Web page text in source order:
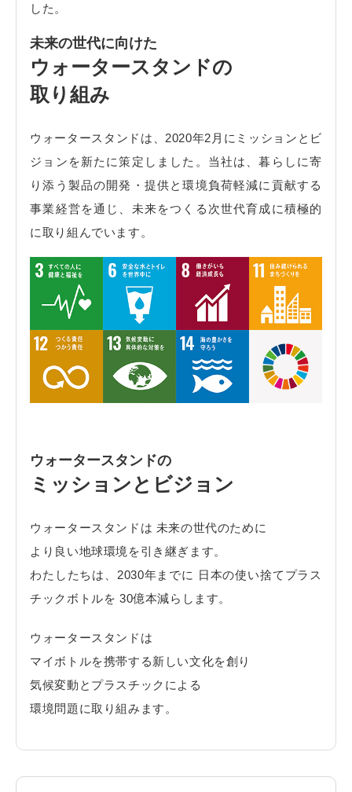
した。
未来の世代に向けた
ウォータースタンドの
取り組み
ウォータースタンドは、2020年2月にミッションとビ
ジョンを新たに策定しました。当社は、暮らしに寄
り添う製品の開発・提供と環境負荷軽減に貢献する
事業経営を通じ、未来をつくる次世代育成に積極的
に取り組んでいます。
ウォータースタンドの
ミッションとビジョン
ウォータースタンドは 未来の世代のために
より良い地球環境を引き継ぎます。
わたしたちは、2030年までに 日本の使い捨てプラス
チックボトルを 30億本減らします。
ウォータースタンドは
マイボトルを携帯する新しい文化を創り
気候変動とプラスチックによる
環境問題に取り組みます。